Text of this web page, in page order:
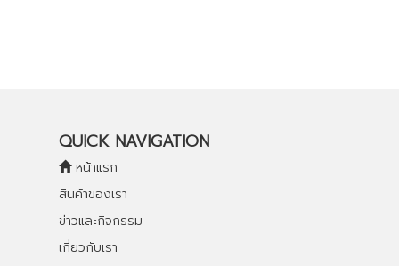
QUICK NAVIGATION
หน้าแรก
สินค้าของเรา
ข่าวและกิจกรรม
เกี่ยวกับเรา